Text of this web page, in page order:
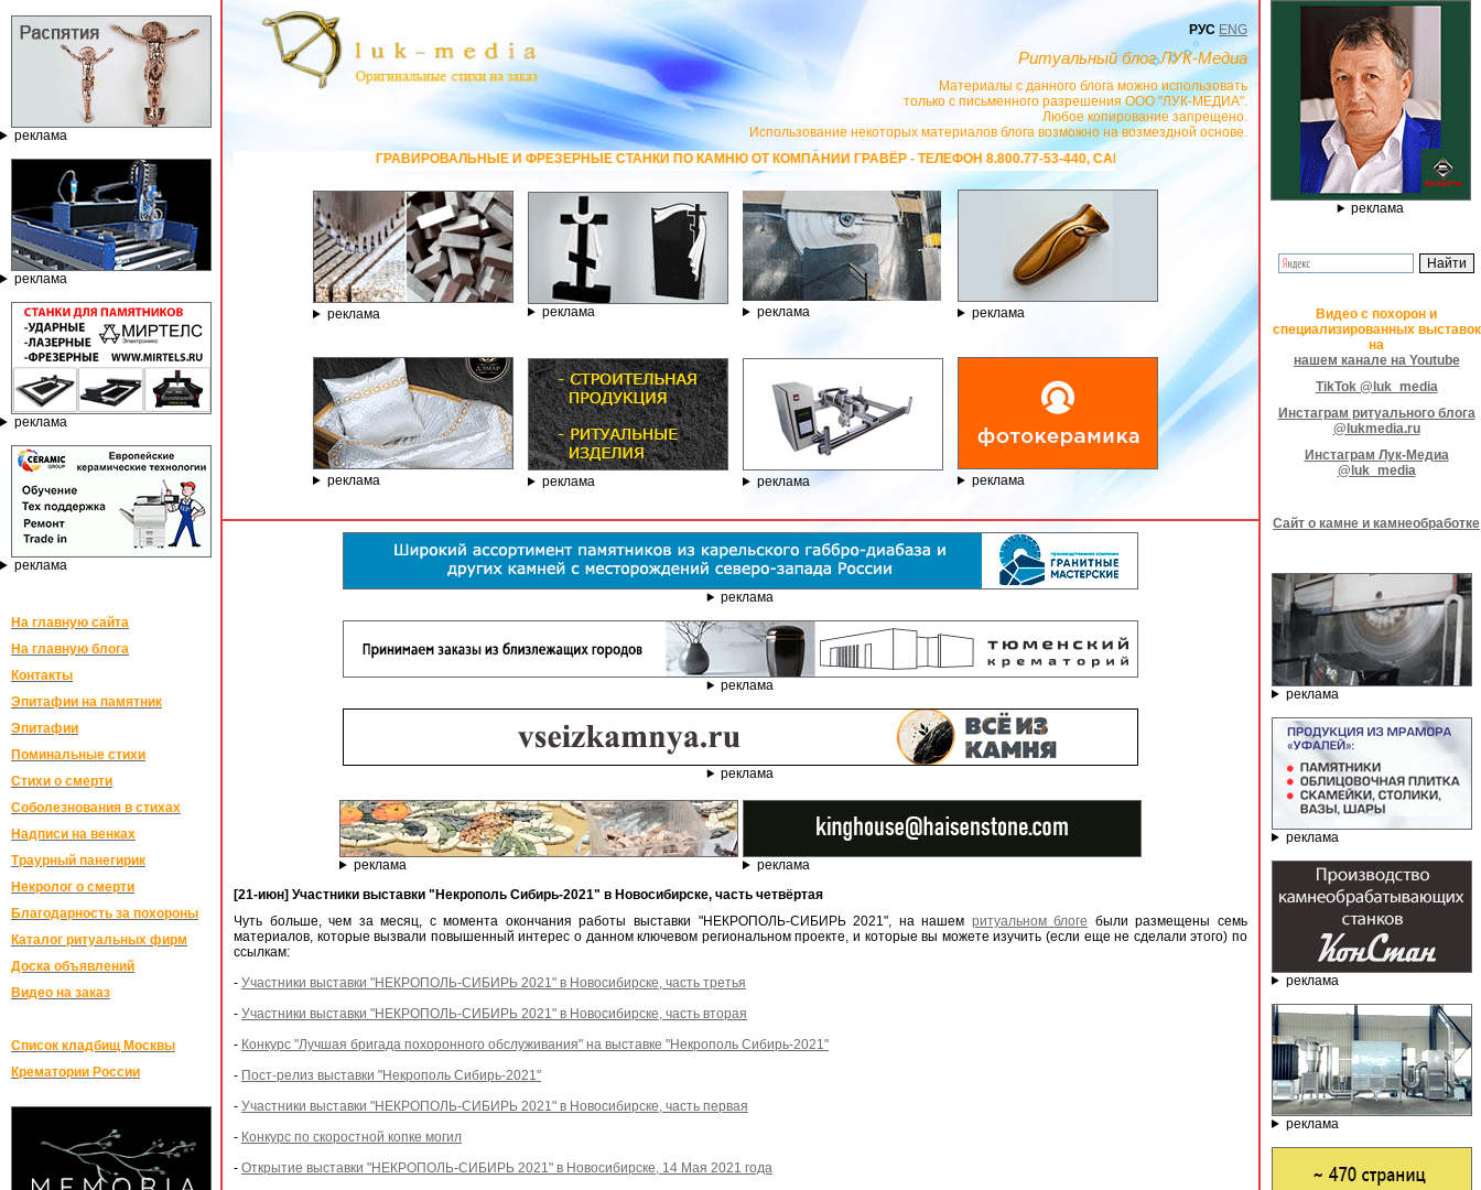
реклама
реклама
реклама
реклама
На главную сайта
На главную блога
Контакты
Эпитафии на памятник
Эпитафии
Поминальные стихи
Стихи о смерти
Соболезнования в стихах
Надписи на венках
Траурный панегирик
Некролог о смерти
Благодарность за похороны
Каталог ритуальных фирм
Доска объявлений
Видео на заказ
Список кладбищ Москвы
Крематории России
РУС ENG
Ритуальный блог ЛУК-Медиа
Материалы с данного блога можно использовать
только с письменного разрешения ООО "ЛУК-МЕДИА".
Любое копирование запрещено.
Использование некоторых материалов блога возможно на возмездной основе.
ГРАВИРОВАЛЬНЫЕ И ФРЕЗЕРНЫЕ СТАНКИ ПО КАМНЮ ОТ КОМПАНИИ ГРАВЁР - ТЕЛЕФОН 8.800.77-53-440, САЙТhttps://stanok-graver.ru - РЕКЛАМОДАТЕЛЬ ИП Павленко С.В. ИНН:
реклама реклама реклама реклама
реклама реклама реклама реклама
реклама
реклама
реклама
реклама
реклама
[21-июн] Участники выставки "Некрополь Сибирь-2021" в Новосибирске, часть четвёртая
Чуть больше, чем за месяц, с момента окончания работы выставки "НЕКРОПОЛЬ-СИБИРЬ 2021", на нашем ритуальном блоге были размещены семь
материалов, которые вызвали повышенный интерес о данном ключевом региональном проекте, и которые вы можете изучить (если еще не сделали этого) по
ссылкам:
- Участники выставки "НЕКРОПОЛЬ-СИБИРЬ 2021" в Новосибирске, часть третья
- Участники выставки "НЕКРОПОЛЬ-СИБИРЬ 2021" в Новосибирске, часть вторая
- Конкурс "Лучшая бригада похоронного обслуживания" на выставке "Некрополь Сибирь-2021"
- Пост-релиз выставки "Некрополь Сибирь-2021"
- Участники выставки "НЕКРОПОЛЬ-СИБИРЬ 2021" в Новосибирске, часть первая
- Конкурс по скоростной копке могил
- Открытие выставки "НЕКРОПОЛЬ-СИБИРЬ 2021" в Новосибирске, 14 Мая 2021 года
реклама
Видео с похорон и
специализированных выставок
на
нашем канале на Youtube
TikTok @luk_media
Инстаграм ритуального блога
@lukmedia.ru
Инстаграм Лук-Медиа
@luk_media
Сайт о камне и камнеобработке
реклама
реклама
реклама
реклама